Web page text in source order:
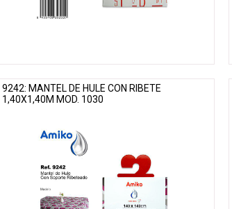
9242: MANTEL DE HULE CON RIBETE
1,40X1,40M MOD. 1030